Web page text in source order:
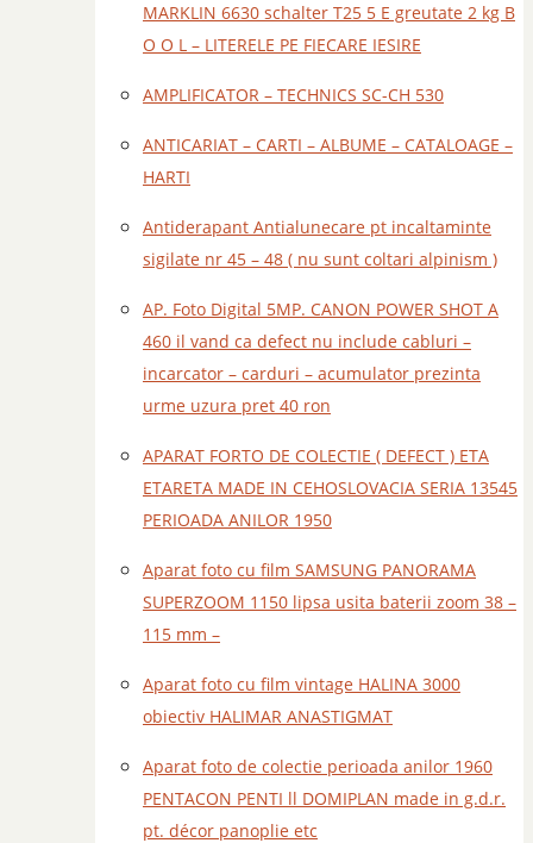
MARKLIN 6630 schalter T25 5 E greutate 2 kg B
O O L – LITERELE PE FIECARE IESIRE
AMPLIFICATOR – TECHNICS SC-CH 530
ANTICARIAT – CARTI – ALBUME – CATALOAGE –
HARTI
Antiderapant Antialunecare pt incaltaminte
sigilate nr 45 – 48 ( nu sunt coltari alpinism )
AP. Foto Digital 5MP. CANON POWER SHOT A
460 il vand ca defect nu include cabluri –
incarcator – carduri – acumulator prezinta
urme uzura pret 40 ron
APARAT FORTO DE COLECTIE ( DEFECT ) ETA
ETARETA MADE IN CEHOSLOVACIA SERIA 13545
PERIOADA ANILOR 1950
Aparat foto cu film SAMSUNG PANORAMA
SUPERZOOM 1150 lipsa usita baterii zoom 38 –
115 mm –
Aparat foto cu film vintage HALINA 3000
obiectiv HALIMAR ANASTIGMAT
Aparat foto de colectie perioada anilor 1960
PENTACON PENTI ll DOMIPLAN made in g.d.r.
pt. décor panoplie etc